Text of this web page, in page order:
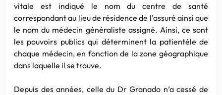
vitale est indiqué le nom du centre de santé
correspondant au lieu de résidence de l’assuré ainsi que
le nom du médecin généraliste assigné. Ainsi, ce sont
les pouvoirs publics qui déterminent la patientèle de
chaque médecin, en fonction de la zone géographique
dans laquelle il se trouve.
Depuis des années, celle du Dr Granado n’a cessé de